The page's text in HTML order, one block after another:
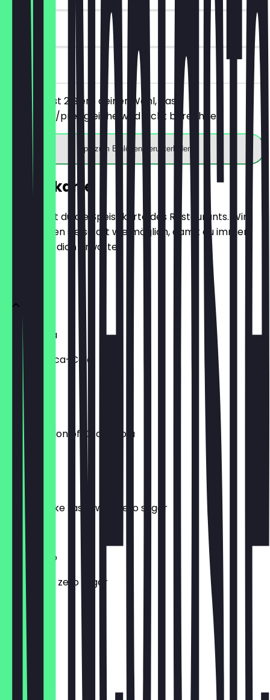
30 Tage
vor Ort
Du bestellst 2 Biere deiner Wahl, das
günstigere/preisgleiche wird nicht berechnet.
App zum Einlösen herunterladen
Speisekarte
Hier findest du die Speisekarte des Restaurants. Wir
aktualisieren sie so oft wie möglich, damit du immer
weißt, was dich erwartet.
Coco-Cola
Classic Coca-Cola
£ 3,00
Diet Coke
Diet variation of Coca-Cola
£ 3,00
Coke Zero
Classic Coke taste with zero sugar
£ 3,00
Sprite Zero
Sprite with zero sugar
£ 3,00